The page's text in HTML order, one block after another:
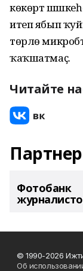
көкөрт
итеп ябып
төрлө
ҡаҡшатмаҫ.
Читайте
Фотобанк
© 1990-2026
Об